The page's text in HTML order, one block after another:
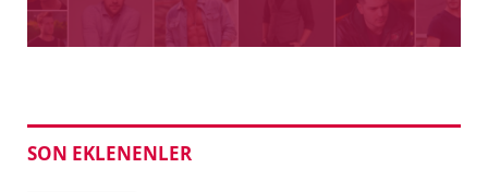
SON EKLENENLER